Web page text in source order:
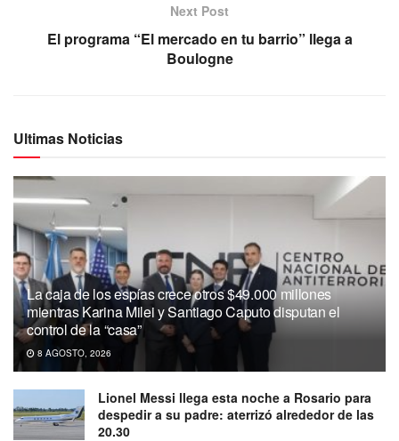
Next Post
El programa “El mercado en tu barrio” llega a
Boulogne
Ultimas Noticias
La caja de los espías crece otros $49.000 millones
mientras Karina Milei y Santiago Caputo disputan el
control de la “casa”
8 AGOSTO, 2026
Lionel Messi llega esta noche a Rosario para
despedir a su padre: aterrizó alrededor de las
20.30